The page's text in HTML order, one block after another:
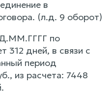
в
(л.д. 9 оборот)
по
312 дней, в связи с
период
из расчета: 7448